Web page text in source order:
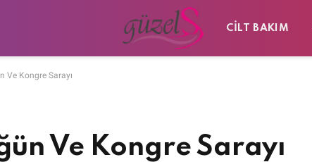
CILT BAKIM
Ve Kongre Sarayı
Ve Kongre Sarayı